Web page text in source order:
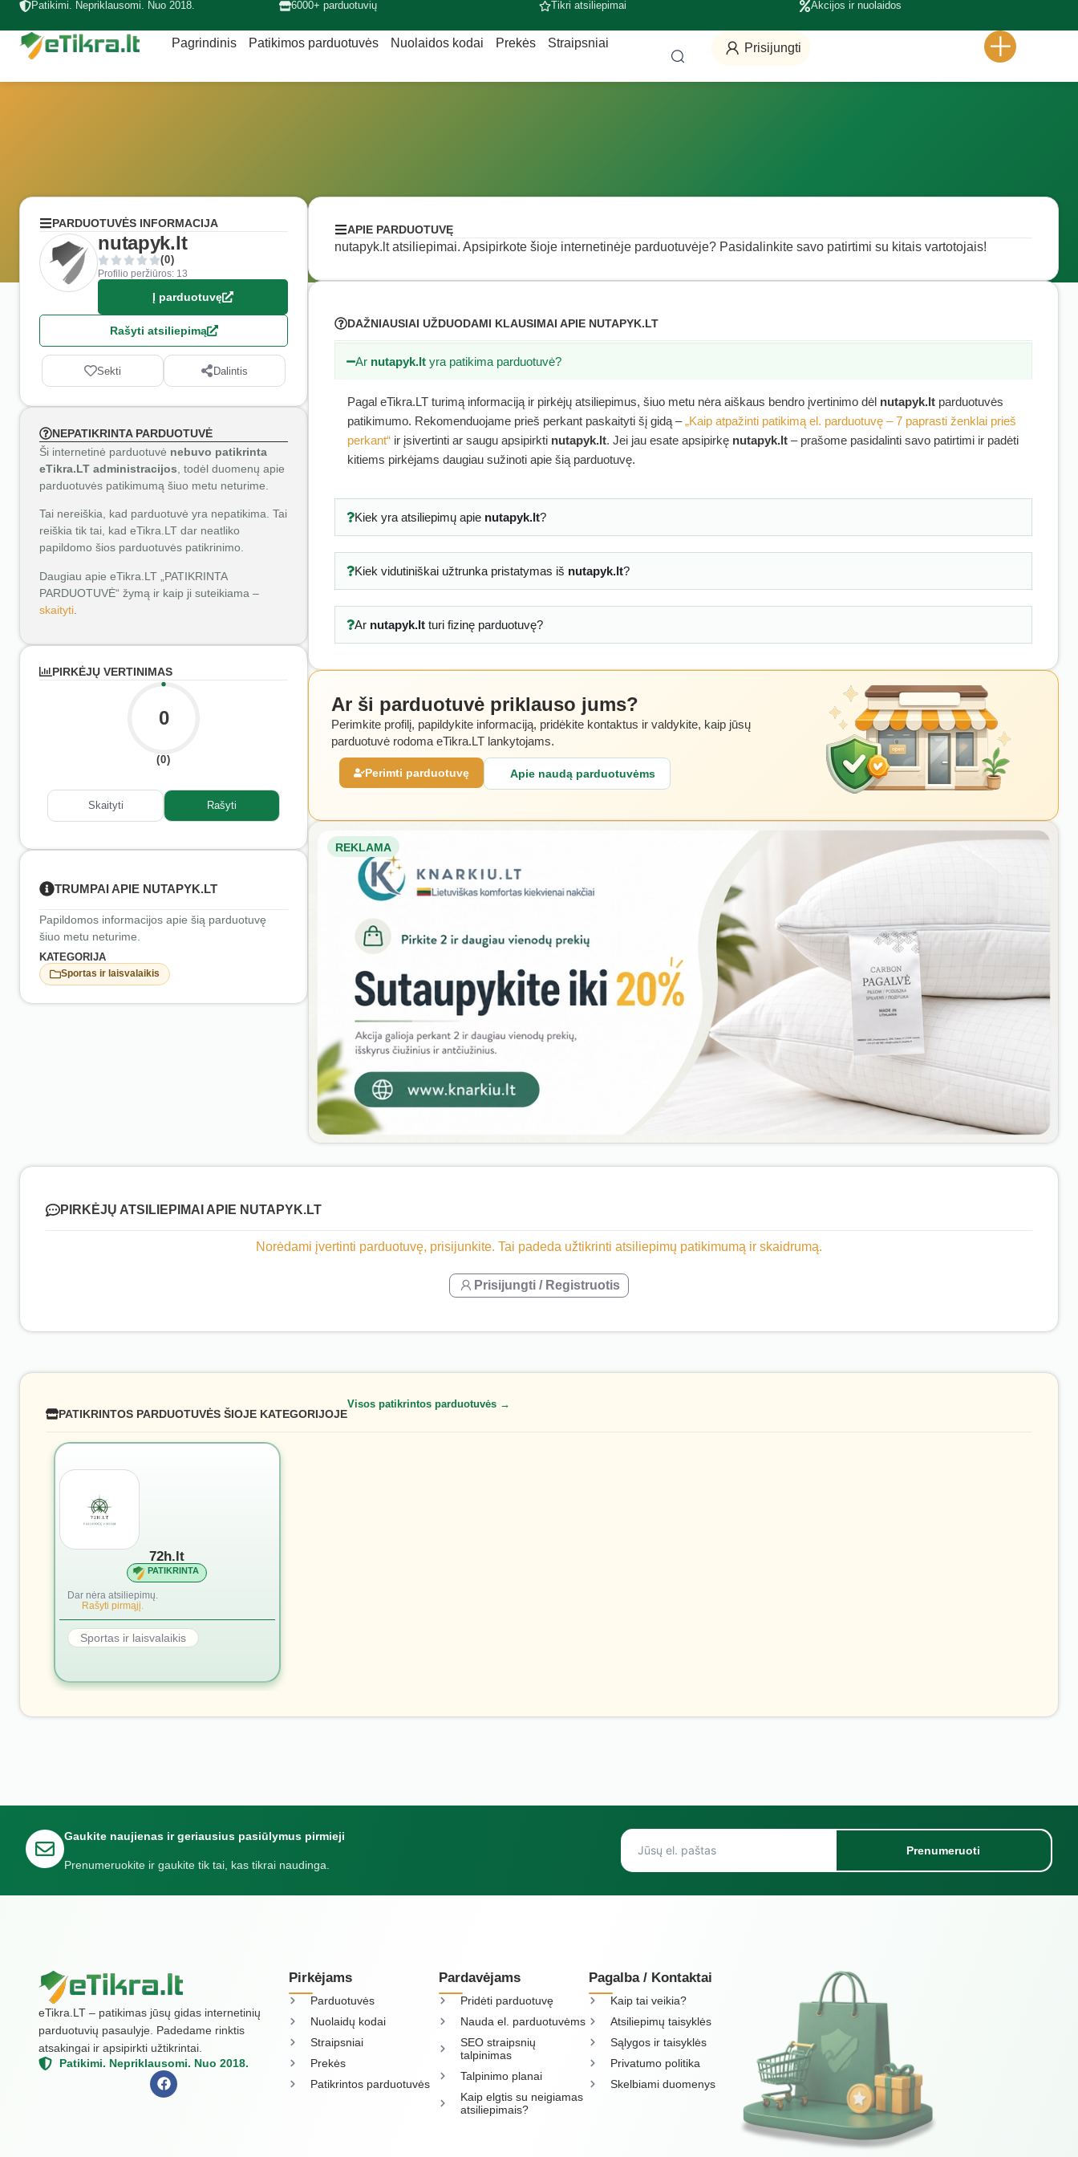
Patikimi. Nepriklausomi. Nuo 2018. 6000+ parduotuvių Tikri atsiliepimai Akcijos ir nuolaidos
Pagrindinis Patikimos parduotuvės Nuolaidos kodai Prekės Straipsniai Prisijungti
PARDUOTUVĖS INFORMACIJA
nutapyk.lt
(0)
Profilio peržiūros: 13
Į parduotuvę
Rašyti atsiliepimą
Sekti Dalintis
NEPATIKRINTA PARDUOTUVĖ
Ši internetinė parduotuvė nebuvo patikrinta
eTikra.LT administracijos , todėl duomenų apie
parduotuvės patikimumą šiuo metu neturime.
Tai nereiškia, kad parduotuvė yra nepatikima. Tai
reiškia tik tai, kad eTikra.LT dar neatliko
papildomo šios parduotuvės patikrinimo.
Daugiau apie eTikra.LT „PATIKRINTA
PARDUOTUVĖ“ žymą ir kaip ji suteikiama –
skaityti
PIRKĖJŲ VERTINIMAS
0
(0)
Skaityti Rašyti
TRUMPAI APIE NUTAPYK.LT
Papildomos informacijos apie šią parduotuvę
šiuo metu neturime.
KATEGORIJA
Sportas ir laisvalaikis
APIE PARDUOTUVĘ
nutapyk.lt atsiliepimai. Apsipirkote šioje internetinėje parduotuvėje? Pasidalinkite savo patirtimi su kitais vartotojais!
DAŽNIAUSIAI UŽDUODAMI KLAUSIMAI APIE NUTAPYK.LT
Ar nutapyk.lt yra patikima parduotuvė?
Pagal eTikra.LT turimą informaciją ir pirkėjų atsiliepimus, šiuo metu nėra aiškaus bendro įvertinimo dėl nutapyk.lt parduotuvės
patikimumo. Rekomenduojame prieš perkant paskaityti šį gidą –„Kaip atpažinti patikimą el. parduotuvę – 7 paprasti ženklai prieš
perkant“ ir įsivertinti ar saugu apsipirkti nutapyk.lt. Jei jau esate apsipirkę nutapyk.lt – prašome pasidalinti savo patirtimi ir padėti
kitiems pirkėjams daugiau sužinoti apie šią parduotuvę.
Kiek yra atsiliepimų apie nutapyk.lt?
Kiek vidutiniškai užtrunka pristatymas iš nutapyk.lt?
Ar nutapyk.ltturi fizinę parduotuvę?
Ar ši parduotuvė priklauso jums?
Perimkite profilį, papildykite informaciją, pridėkite kontaktus ir valdykite, kaip jūsų
parduotuvė rodoma eTikra.LT lankytojams.
Perimti parduotuvę Apie naudą parduotuvėms
REKLAMA
PIRKĖJŲ ATSILIEPIMAI APIE NUTAPYK.LT
Norėdami įvertinti parduotuvę, prisijunkite. Tai padeda užtikrinti atsiliepimų patikimumą ir skaidrumą.
Prisijungti / Registruotis
PATIKRINTOS PARDUOTUVĖS ŠIOJE KATEGORIJOJE
Visos patikrintos parduotuvės →
72h.lt
PATIKRINTA
Dar nėra atsiliepimų.
Rašyti pirmąjį.
Sportas ir laisvalaikis
Gaukite naujienas ir geriausius pasiūlymus pirmieji
Prenumeruokite ir gaukite tik tai, kas tikrai naudinga.
Prenumeruoti
eTikra.LT – patikimas jūsų gidas internetinių
parduotuvių pasaulyje. Padedame rinktis
atsakingai ir apsipirkti užtikrintai.
Patikimi. Nepriklausomi. Nuo 2018.
Pirkėjams
Parduotuvės
Nuolaidų kodai
Straipsniai
Prekės
Patikrintos parduotuvės
Pardavėjams
Pridėti parduotuvę
Nauda el. parduotuvėms
SEO straipsnių
talpinimas
Talpinimo planai
Kaip elgtis su neigiamas
atsiliepimais?
Pagalba / Kontaktai
Kaip tai veikia?
Atsiliepimų taisyklės
Sąlygos ir taisyklės
Privatumo politika
Skelbiami duomenys